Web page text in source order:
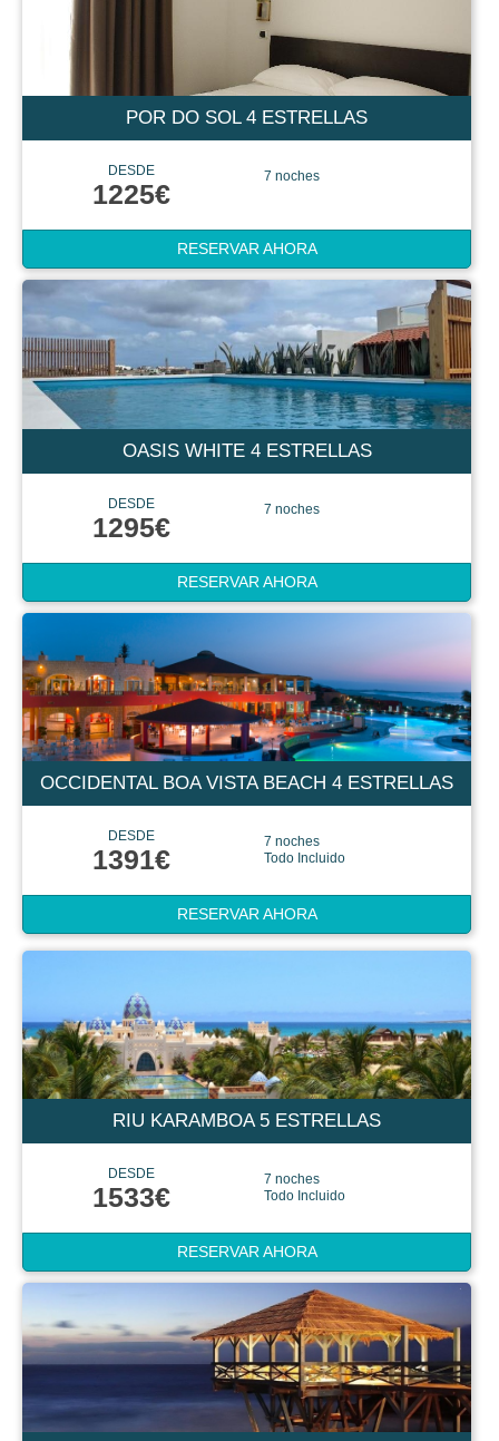
POR DO SOL 4 ESTRELLAS
DESDE
1225€
7 noches
RESERVAR AHORA
OASIS WHITE 4 ESTRELLAS
DESDE
1295€
7 noches
RESERVAR AHORA
OCCIDENTAL BOA VISTA BEACH 4 ESTRELLAS
DESDE
1391€
7 noches
Todo Incluido
RESERVAR AHORA
RIU KARAMBOA 5 ESTRELLAS
DESDE
1533€
7 noches
Todo Incluido
RESERVAR AHORA